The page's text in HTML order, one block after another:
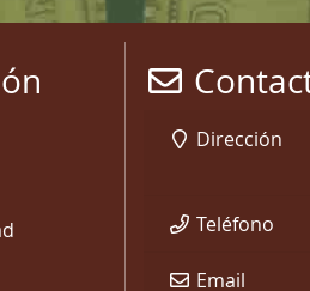
Dirección
Teléfono
Email